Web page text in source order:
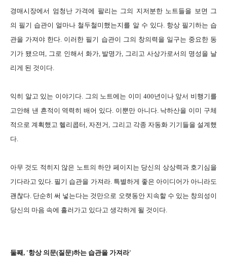
경매시장에서 엄청난 가격에 팔리는 그의 지저분한 노트들을 보면 그
의 필기 습관이 얼마나 철두철미했는지를 알 수 있다. 항상 필기하는 습
관을 가져야 한다. 이러한 필기 습관이 그의 창의력을 일구는 중요한 동
기가 됐으며, 그로 인해서 화가, 발명가, 그리고 사상가로서의 명성을 날
리게 된 것이다.
익히 알고 있는 이야기다. 그의 노트에는 이미 400년이나 앞서 비행기를
고안해 낸 흔적이 역력히 배어 있다. 이뿐만 아니다. 낙하산을 이미 구체
적으로 계획했고 헬리콥터, 자전거, 그리고 각종 자동화 기기들을 설계했
다.
아무 것도 적히지 않은 노트의 하얀 페이지는 당신의 상상력과 호기심을
기다라고 있다. 필기 습관을 가져라. 특별하게 좋은 아이디어가 아니라도
괜찮다. 단순히 써 넣는다는 것만으로 오랫동안 지속할 수 있는 창의성이
당신의 마음 속에 흘러가고 있다고 생각하게 될 것이다.
둘째, '항상 의문(질문)하는 습관을 가져라'